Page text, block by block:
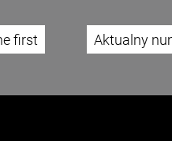
first Aktualny